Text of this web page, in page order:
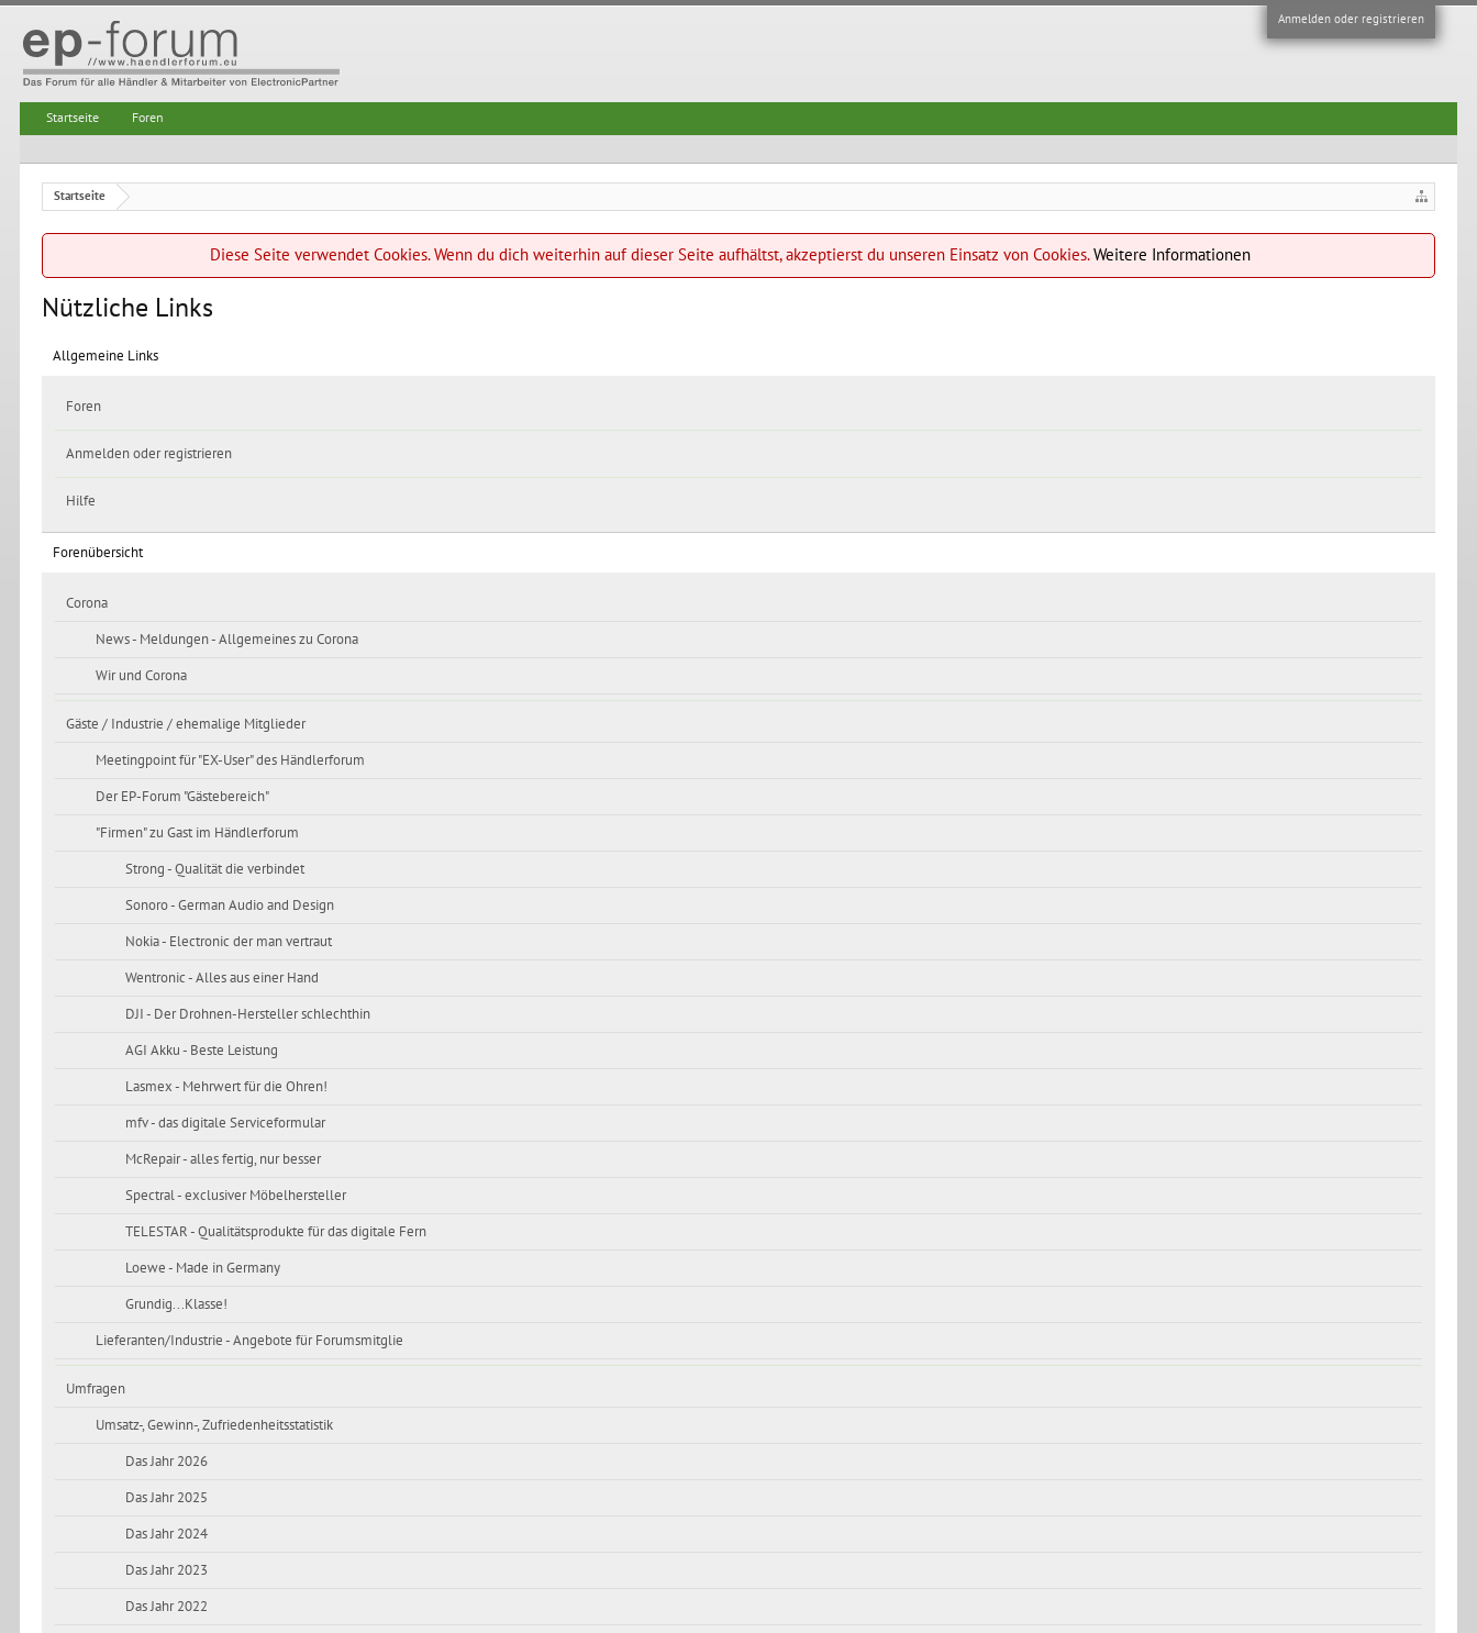
Anmelden oder registrieren
Startseite
Diese Seite verwendet Cookies. Wenn du dich weiterhin auf dieser Seite aufhältst, akzeptierst du unseren Einsatz von Cookies.Weitere Informationen
Nützliche Links
Allgemeine Links
Foren
Anmelden oder registrieren
Hilfe
Forenübersicht
Corona
News - Meldungen - Allgemeines zu Corona
Wir und Corona
Gäste / Industrie / ehemalige Mitglieder
Meetingpoint für "EX-User" des Händlerforum
Der EP-Forum "Gästebereich"
"Firmen" zu Gast im Händlerforum
Strong - Qualität die verbindet
Sonoro - German Audio and Design
Nokia - Electronic der man vertraut
Wentronic - Alles aus einer Hand
DJI - Der Drohnen-Hersteller schlechthin
AGI Akku - Beste Leistung
Lasmex - Mehrwert für die Ohren!
mfv - das digitale Serviceformular
McRepair - alles fertig, nur besser
Spectral - exclusiver Möbelhersteller
TELESTAR - Qualitätsprodukte für das digitale Fern
Loewe - Made in Germany
Grundig...Klasse!
Lieferanten/Industrie - Angebote für Forumsmitglie
Umfragen
Umsatz-, Gewinn-, Zufriedenheitsstatistik
Das Jahr 2026
Das Jahr 2025
Das Jahr 2024
Das Jahr 2023
Das Jahr 2022
Startseite Foren